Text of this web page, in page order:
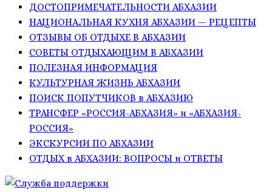
ДОСТОПРИМЕЧАТЕЛЬНОСТИ АБХАЗИИ
НАЦИОНАЛЬНАЯ КУХНЯ АБХАЗИИ — РЕЦЕПТЫ
ОТЗЫВЫ ОБ ОТДЫХЕ В АБХАЗИИ
СОВЕТЫ ОТДЫХАЮЩИМ В АБХАЗИИ
ПОЛЕЗНАЯ ИНФОРМАЦИЯ
КУЛЬТУРНАЯ ЖИЗНЬ АБХАЗИИ
ПОИСК ПОПУТЧИКОВ в АБХАЗИЮ
ТРАНСФЕР «РОССИЯ-АБХАЗИЯ» и «АБХАЗИЯ-
РОССИЯ»
ЭКСКУРСИИ ПО АБХАЗИИ
ОТДЫХ в АБХАЗИИ: ВОПРОСЫ и ОТВЕТЫ